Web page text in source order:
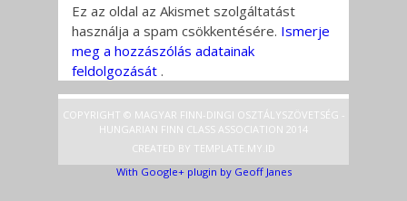
Ez az oldal az Akismet szolgáltatást
használja a spam csökkentésére. Ismerje
meg a hozzászólás adatainak
feldolgozását .
COPYRIGHT © MAGYAR FINN-DINGI OSZTÁLYSZÖVETSÉG -
HUNGARIAN FINN CLASS ASSOCIATION 2014
CREATED BY TEMPLATE .MY.ID
With Google+ plugin by Geoff Janes